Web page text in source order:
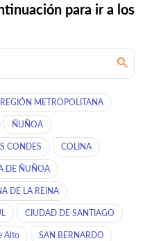
para ir a los
REGIÓN METROPOLITANA
ÑUÑOA
CONDES COLINA
DE ÑUÑOA
DE LA REINA
CIUDAD DE SANTIAGO
Alto SAN BERNARDO